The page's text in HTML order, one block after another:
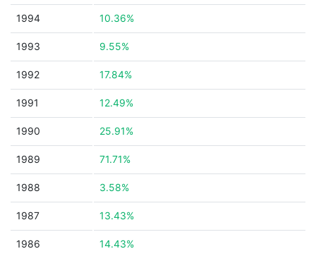
1994 10.36%
1993 9.55%
1992 17.84%
1991 12.49%
1990 25.91%
1989 71.71%
1988 3.58%
1987 13.43%
1986 14.43%